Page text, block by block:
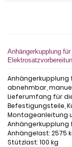
Anhängerkupplung
Anhängerkupplung
abnehmbar,
Lieferumfang für
Befestigungsteile,
Montageanleitung
Anhängerkupplung
Anhängelast: 2575
Stützlast: 100 kg